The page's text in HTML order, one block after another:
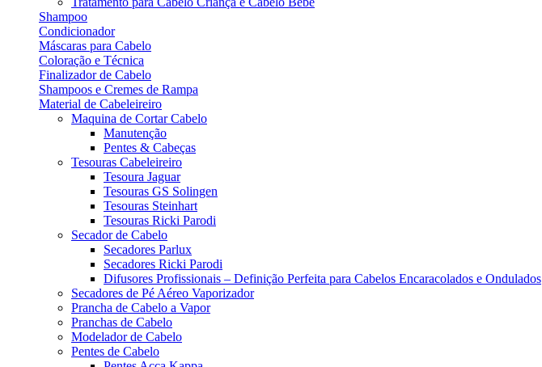
Shampoo
Condicionador
Máscaras para Cabelo
Coloração e Técnica
Finalizador de Cabelo
Shampoos e Cremes de Rampa
Material de Cabeleireiro
Maquina de Cortar Cabelo
Manutenção
Pentes & Cabeças
Tesouras Cabeleireiro
Tesoura Jaguar
Tesouras GS Solingen
Tesouras Steinhart
Tesouras Ricki Parodi
Secador de Cabelo
Secadores Parlux
Secadores Ricki Parodi
Difusores Profissionais – Definição Perfeita para Cabelos Encaracolados e Ondulados
Secadores de Pé Aéreo Vaporizador
Prancha de Cabelo a Vapor
Pranchas de Cabelo
Modelador de Cabelo
Pentes de Cabelo